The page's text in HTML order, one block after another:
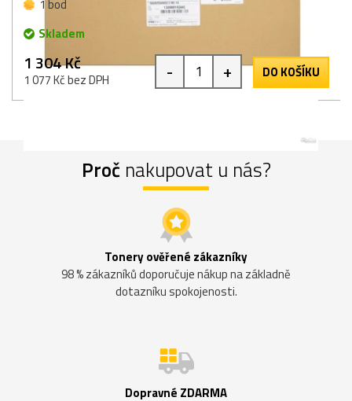
1 bod
Skladem
1 304 Kč
1 077 Kč bez DPH - + DO KOŠÍKU
Proč nakupovat u nás?
Tonery ověřené zákazníky
98 % zákazníků doporučuje nákup na základně
dotazníku spokojenosti.
Dopravné ZDARMA